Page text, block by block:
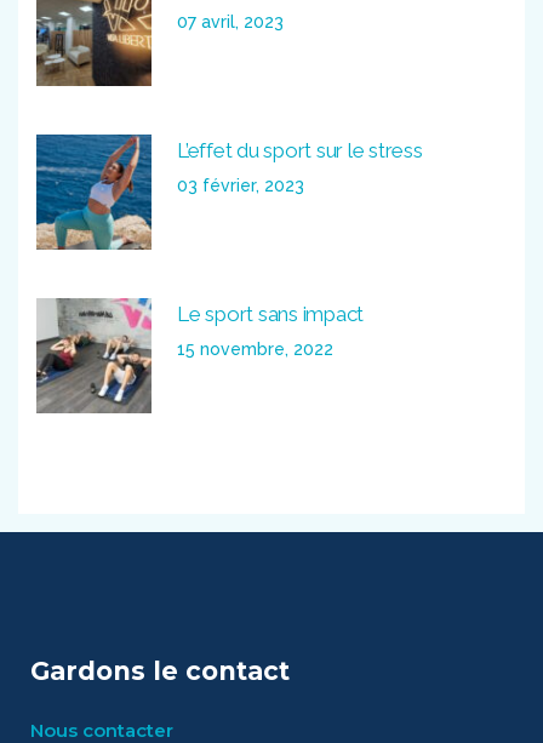
07 avril, 2023
L’effet du sport sur le stress
03 février, 2023
Le sport sans impact
15 novembre, 2022
Gardons le contact
Nous contacter